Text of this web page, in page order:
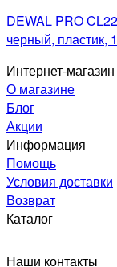
DEWAL PRO
черный, пластик,
Интернет-магазин
О магазине
Блог
Акции
Информация
Помощь
Условия доставки
Возврат
Каталог
Наши контакты